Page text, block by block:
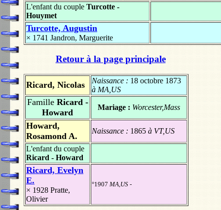
L'enfant du couple Turcotte -
Houymet
Turcotte, Augustin
× 1741 Jandron, Marguerite
Retour à la page principale
Ricard, Nicolas Naissance : 18 octobre 1873
à MA,US
FamilleRicard -
Howard
Mariage : Worcester,Mass
Howard,
Rosamond A.
Naissance : 1865 à VT,US
L'enfant du couple
Ricard - Howard
Ricard, Evelyn
E.
× 1928 Pratte,
Olivier
°1907 MA,US -